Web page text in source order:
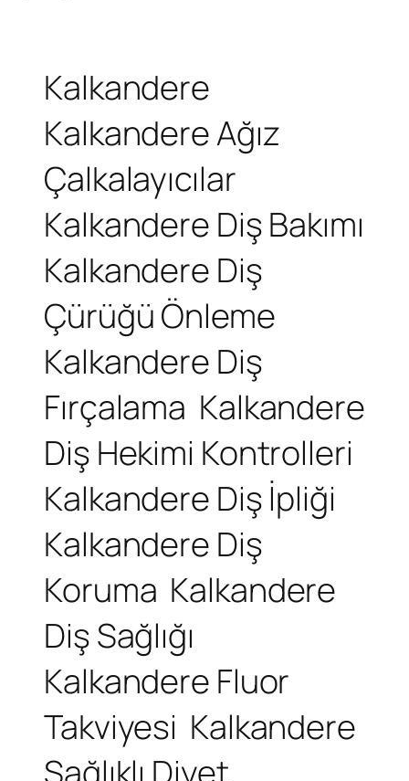
Kalkandere
Kalkandere Ağız
Çalkalayıcılar
Kalkandere Diş Bakımı
Kalkandere Diş
Çürüğü Önleme
Kalkandere Diş
Fırçalama Kalkandere
Diş Hekimi Kontrolleri
Kalkandere Diş İpliği
Kalkandere Diş
Koruma Kalkandere
Diş Sağlığı
Kalkandere Fluor
Takviyesi Kalkandere